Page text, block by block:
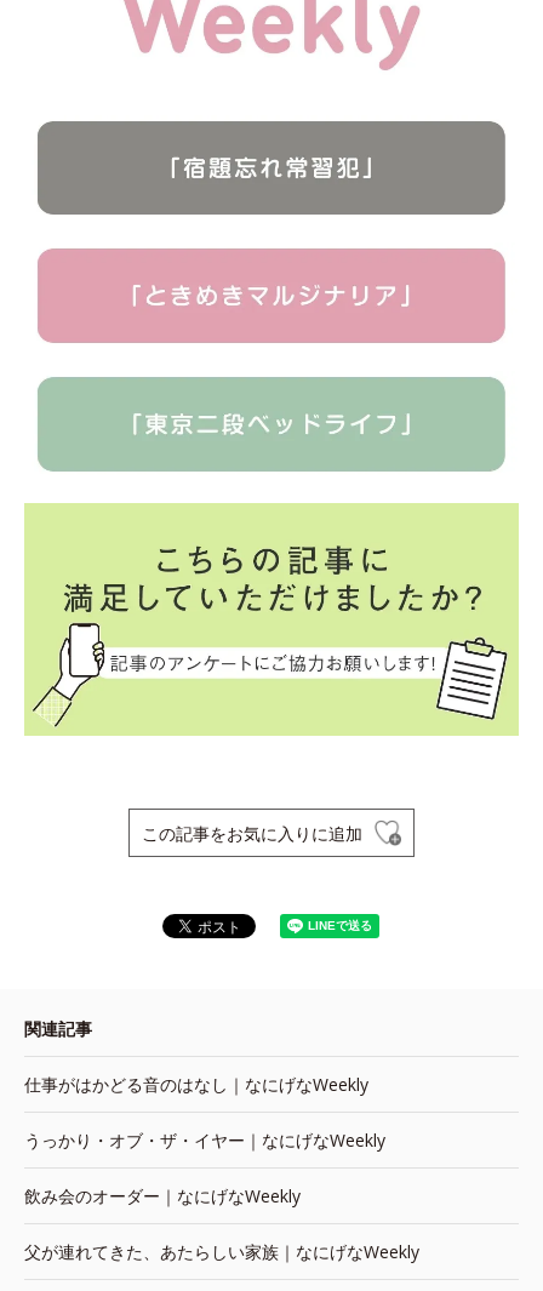
この記事をお気に入りに追加
関連記事
仕事がはかどる音のはなし｜なにげなWeekly
うっかり・オブ・ザ・イヤー｜なにげなWeekly
飲み会のオーダー｜なにげなWeekly
父が連れてきた、あたらしい家族｜なにげなWeekly